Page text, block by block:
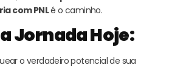
com PNLé o caminho.
Jornada Hoje:
o verdadeiro potencial de sua